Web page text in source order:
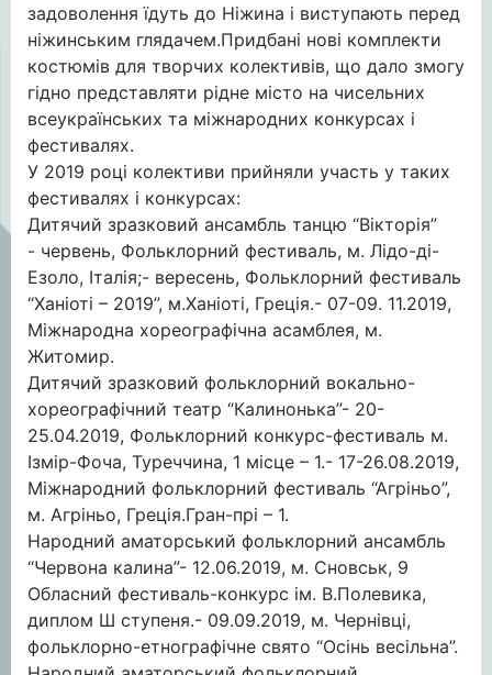
задоволення їдуть до Ніжина і виступають перед
ніжинським глядачем.Придбані нові комплекти
костюмів для творчих колективів, що дало змогу
гідно представляти рідне місто на чисельних
всеукраїнських та міжнародних конкурсах і
фестивалях.
У 2019 році колективи прийняли участь у таких
фестивалях і конкурсах:
Дитячий зразковий ансамбль танцю “Вікторія”
- червень, Фольклорний фестиваль, м. Лідо-ді-
Езоло, Італія;- вересень, Фольклорний фестиваль
“Ханіоті – 2019”, м.Ханіоті, Греція.- 07-09. 11.2019,
Міжнародна хореографічна асамблея, м.
Житомир.
Дитячий зразковий фольклорний вокально-
хореографічний театр “Калинонька”- 20-
25.04.2019, Фольклорний конкурс-фестиваль м.
Ізмір-Фоча, Туреччина, 1 місце – 1.- 17-26.08.2019,
Міжнародний фольклорний фестиваль “Агріньо”,
м. Агріньо, Греція.Гран-прі – 1.
Народний аматорський фольклорний ансамбль
“Червона калина”- 12.06.2019, м. Сновськ, 9
Обласний фестиваль-конкурс ім. В.Полевика,
диплом Ш ступеня.- 09.09.2019, м. Чернівці,
фольклорно-етнографічне свято “Осінь весільна”.